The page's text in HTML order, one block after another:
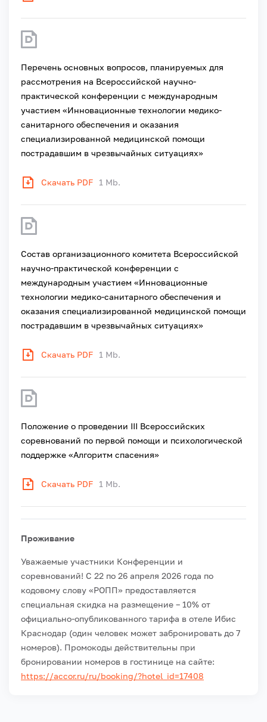
Перечень основных вопросов, планируемых для
рассмотрения на Всероссийской научно-
практической конференции с международным
участием «Инновационные технологии медико-
санитарного обеспечения и оказания
специализированной медицинской помощи
пострадавшим в чрезвычайных ситуациях»
Скачать PDF 1 Mb.
Состав организационного комитета Всероссийской
научно-практической конференции с
международным участием «Инновационные
технологии медико-санитарного обеспечения и
оказания специализированной медицинской помощи
пострадавшим в чрезвычайных ситуациях»
Скачать PDF 1 Mb.
Положение о проведении III Всероссийских
соревнований по первой помощи и психологической
поддержке «Алгоритм спасения»
Скачать PDF 1 Mb.
Проживание
Уважаемые участники Конференции и
соревнований! С 22 по 26 апреля 2026 года по
кодовому слову «РОПП» предоставляется
специальная скидка на размещение – 10% от
официально-опубликованного тарифа в отеле Ибис
Краснодар (один человек может забронировать до 7
номеров). Промокоды действительны при
бронировании номеров в гостинице на сайте:
https://accor.ru/ru/booking/?hotel_id=17408